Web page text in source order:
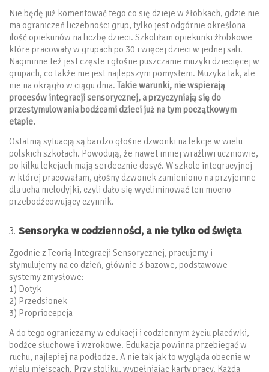
Nie będę już komentować tego co się dzieje w żłobkach, gdzie nie
ma ograniczeń liczebności grup, tylko jest odgórnie określona
ilość opiekunów na liczbę dzieci. Szkoliłam opiekunki żłobkowe
które pracowały w grupach po 30 i więcej dzieci w jednej sali.
Nagminne też jest częste i głośne puszczanie muzyki dziecięcej w
grupach, co także nie jest najlepszym pomysłem. Muzyka tak, ale
nie na okrągło w ciągu dnia. Takie warunki, nie wspierają
procesów integracji sensorycznej, a przyczyniają się do
przestymulowania bodźcami dzieci już na tym początkowym
etapie.
Ostatnią sytuacją są bardzo głośne dzwonki na lekcje w wielu
polskich szkołach. Powodują, że nawet mniej wrażliwi uczniowie,
po kilku lekcjach mają serdecznie dosyć. W szkole integracyjnej
w której pracowałam, głośny dzwonek zamieniono na przyjemne
dla ucha melodyjki, czyli dało się wyeliminować ten mocno
przebodźcowujący czynnik.
3. Sensoryka w codzienności, a nie tylko od święta
Zgodnie z Teorią Integracji Sensorycznej, pracujemy i
stymulujemy na co dzień, głównie 3 bazowe, podstawowe
systemy zmysłowe:
1) Dotyk
2) Przedsionek
3) Propriocepcja
A do tego ograniczamy w edukacji i codziennym życiu placówki,
bodźce słuchowe i wzrokowe. Edukacja powinna przebiegać w
ruchu, najlepiej na podłodze. A nie tak jak to wygląda obecnie w
wielu miejscach. Przy stoliku, wypełniając karty pracy. Każda